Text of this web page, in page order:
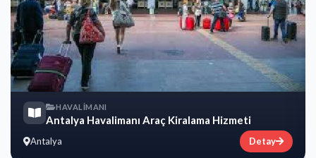
HAVALİMANI
Antalya Havalimanı Araç Kiralama Hizmeti
Antalya Detay